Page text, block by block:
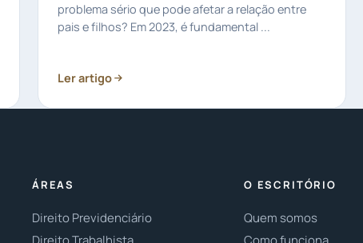
problema sério que pode afetar a relação entre
pais e filhos? Em 2023, é fundamental ...
Ler artigo
ÁREAS
Direito Previdenciário
O ESCRITÓRIO
Quem somos